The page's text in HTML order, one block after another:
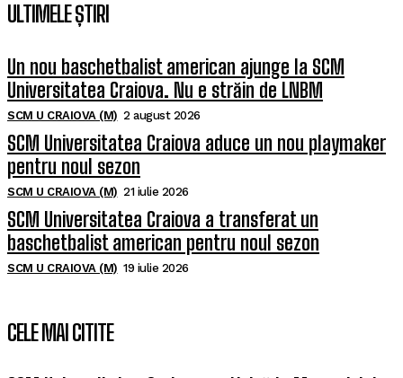
ULTIMELE ȘTIRI
Un nou baschetbalist american ajunge la SCM
Universitatea Craiova. Nu e străin de LNBM
SCM U CRAIOVA (M) 2 august 2026
SCM Universitatea Craiova aduce un nou playmaker
pentru noul sezon
SCM U CRAIOVA (M) 21 iulie 2026
SCM Universitatea Craiova a transferat un
baschetbalist american pentru noul sezon
SCM U CRAIOVA (M) 19 iulie 2026
CELE MAI CITITE